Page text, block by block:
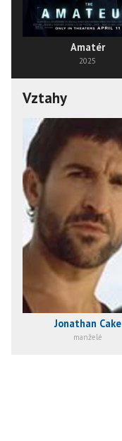
Amatér
2025
Vztahy
Jonathan Cake
manželé